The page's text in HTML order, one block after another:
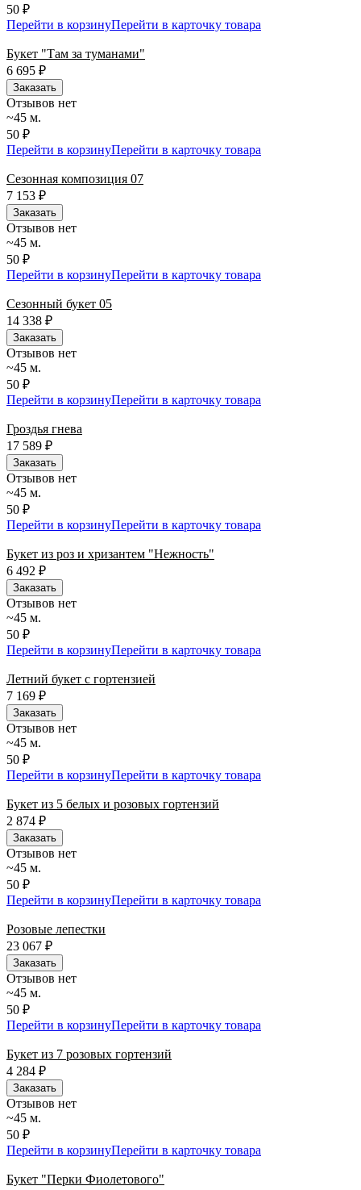
50 ₽
Перейти в корзинуПерейти в карточку товара
Букет "Там за туманами"
6 695 ₽
Заказать
Отзывов нет
~45 м.
50 ₽
Перейти в корзинуПерейти в карточку товара
Сезонная композиция 07
7 153 ₽
Заказать
Отзывов нет
~45 м.
50 ₽
Перейти в корзинуПерейти в карточку товара
Сезонный букет 05
14 338 ₽
Заказать
Отзывов нет
~45 м.
50 ₽
Перейти в корзинуПерейти в карточку товара
Гроздья гнева
17 589 ₽
Заказать
Отзывов нет
~45 м.
50 ₽
Перейти в корзинуПерейти в карточку товара
Букет из роз и хризантем "Нежность"
6 492 ₽
Заказать
Отзывов нет
~45 м.
50 ₽
Перейти в корзинуПерейти в карточку товара
Летний букет с гортензией
7 169 ₽
Заказать
Отзывов нет
~45 м.
50 ₽
Перейти в корзинуПерейти в карточку товара
Букет из 5 белых и розовых гортензий
2 874 ₽
Заказать
Отзывов нет
~45 м.
50 ₽
Перейти в корзинуПерейти в карточку товара
Розовые лепестки
23 067 ₽
Заказать
Отзывов нет
~45 м.
50 ₽
Перейти в корзинуПерейти в карточку товара
Букет из 7 розовых гортензий
4 284 ₽
Заказать
Отзывов нет
~45 м.
50 ₽
Перейти в корзинуПерейти в карточку товара
Букет "Перки Фиолетового"